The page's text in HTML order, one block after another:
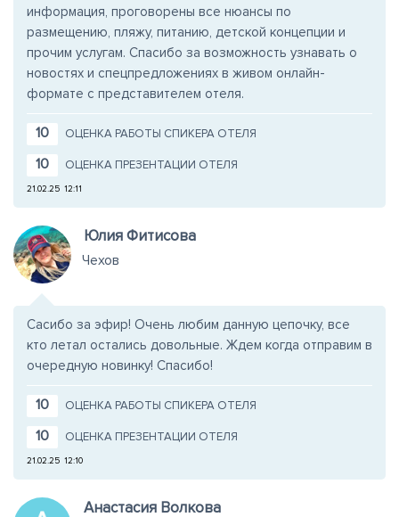
информация, проговорены все нюансы по
размещению, пляжу, питанию, детской концепции и
прочим услугам. Спасибо за возможность узнавать о
новостях и спецпредложениях в живом онлайн-
формате с представителем отеля.
10 ОЦЕНКА РАБОТЫ СПИКЕРА ОТЕЛЯ
10 ОЦЕНКА ПРЕЗЕНТАЦИИ ОТЕЛЯ
12:11
21.02.25
Юлия Фитисова
Чехов
Сасибо за эфир! Очень любим данную цепочку, все
кто летал остались довольные. Ждем когда отправим в
очередную новинку! Спасибо!
10 ОЦЕНКА РАБОТЫ СПИКЕРА ОТЕЛЯ
10 ОЦЕНКА ПРЕЗЕНТАЦИИ ОТЕЛЯ
12:10
21.02.25
Анастасия Волкова